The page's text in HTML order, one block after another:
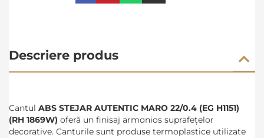
Descriere produs
Cantul ABS STEJAR AUTENTIC MARO 22/0.4 (EG H1151)
(RH 1869W) oferă un finisaj armonios suprafețelor
decorative. Canturile sunt produse termoplastice utilizate